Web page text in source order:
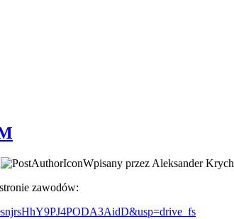
Wpisany przez Aleksander Krych
zawodów: